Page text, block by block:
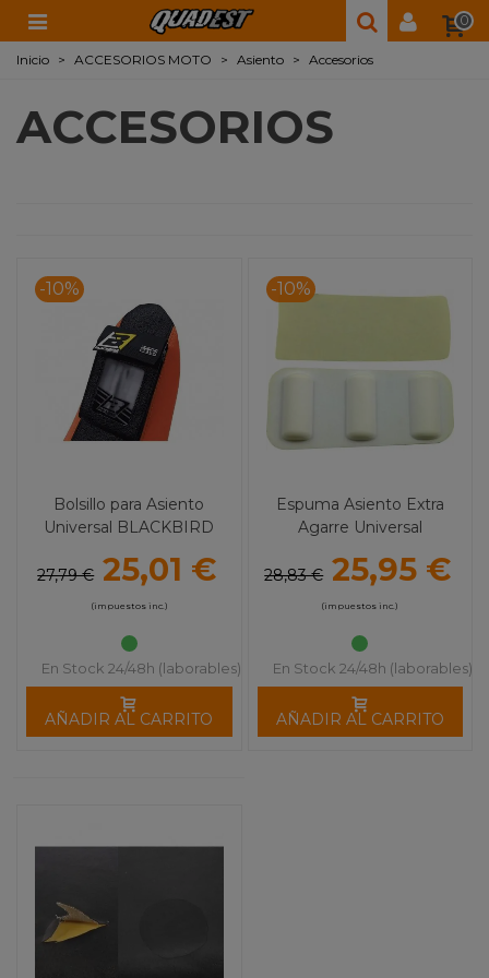
0
Inicio > ACCESORIOS MOTO > Asiento > Accesorios
ACCESORIOS
-10%
Bolsillo para Asiento
Universal BLACKBIRD
27,79 € 25,01 €
(impuestos inc.)
En Stock 24/48h (laborables)
AÑADIR AL CARRITO
-10%
Espuma Asiento Extra
Agarre Universal
28,83 € 25,95 €
(impuestos inc.)
En Stock 24/48h (laborables)
AÑADIR AL CARRITO